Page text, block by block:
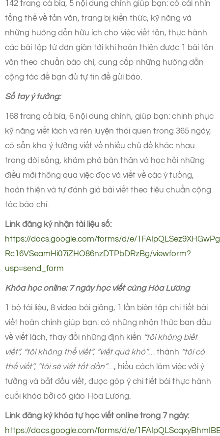
142 trang cả bìa, 5 nội dung chính giúp bạn: có cái nhìn
tổng thể về tản văn, trang bị kiến thức, kỹ năng và
những hướng dẫn hữu ích cho việc viết tản, thực hành
các bài tập từ đơn giản tới khi hoàn thiện được 1 bài tản
văn theo chuẩn báo chí, cung cấp những hướng dẫn
cộng tác để bạn đủ tự tin để gửi báo.
Sổ tay ý tưởng:
168 trang cả bìa, 6 nội dung chính, giúp bạn: chinh phục
kỹ năng viết lách và rèn luyện thói quen trong 365 ngày,
có sẵn kho ý tưởng viết về nhiều chủ đề khác nhau
trong đời sống, khám phá bản thân và học hỏi những
điều mới thông qua việc đọc và viết về các ý tưởng,
hoàn thiện và tự đánh giá bài viết theo tiêu chuẩn cộng
tác báo chí.
Link đăng ký nhận tài liệu số:
https://docs.google.com/forms/d/e/
Rc16VSeamHi07iZHO86nzDTPbDRzBg/viewform?
usp=send_form
Khóa học online: 7 ngày học viết cùng Hòa Lương
1 bộ tài liệu, 8 video bài giảng, 1 lần biên tập chi tiết bài
viết hoàn chỉnh giúp bạn: có những nhận thức ban đầu
về viết lách, thay đổi những định kiến “tôi không biết
viết”, “tôi không thể viết”, “viết quá khó”… thành “tôi có
thể viết”, “tôi sẽ viết tốt dần”…, hiểu cách làm việc với ý
tưởng và bắt đầu viết, được góp ý chi tiết bài thực hành
cuối khóa bởi cô giáo Hòa Lương.
Link đăng ký khóa tự học viết online trong 7 ngày:
https://docs.google.com/forms/d/e/1FAIpQLScq